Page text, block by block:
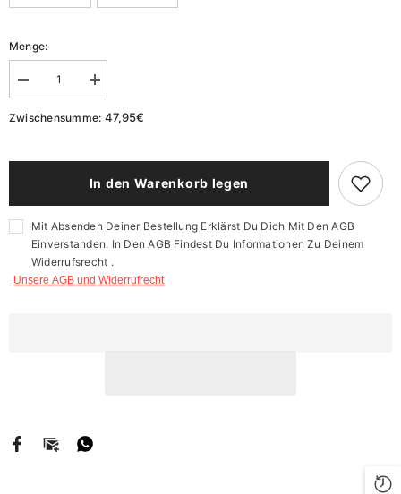
Menge:
verringern
für
Kopfschutz
Menge
erhöhen
für
Kopfschutz
Zwischensumme: 47,95€
In den Warenkorb legen
Mit Absenden Deiner Bestellung Erklärst Du Dich Mit Den AGB
Einverstanden. In Den AGB Findest Du Informationen Zu Deinem
Widerrufsrecht .
Unsere AGB und Widerrufrecht